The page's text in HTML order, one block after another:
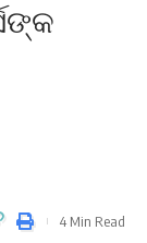
4 Min Read